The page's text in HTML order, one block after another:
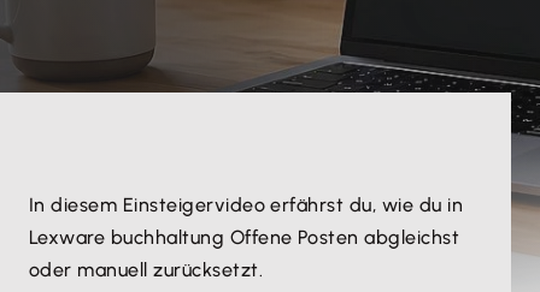
In diesem Einsteigervideo erfährst du, wie du in
Lexware buchhaltung Offene Posten abgleichst
oder manuell zurücksetzt.